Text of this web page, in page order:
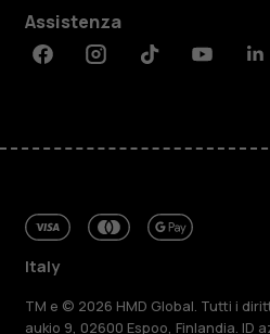
Assistenza
FacebookInstagramTiktokYoutube
Italy
TM e © 2026 HMD Global. Tutti i
aukio 9, 02600 Espoo, Finlandia. ID